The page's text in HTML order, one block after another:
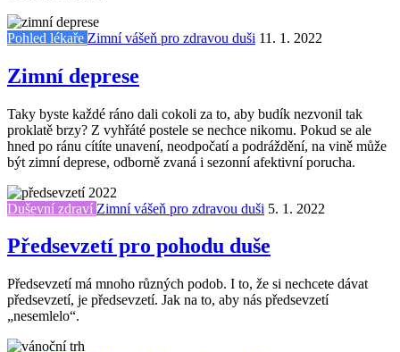
Pohled lékaře Zimní vášeň pro zdravou duši 11. 1. 2022
Zimní deprese
Taky byste každé ráno dali cokoli za to, aby budík nezvonil tak
proklatě brzy? Z vyhřáté postele se nechce nikomu. Pokud se ale
hned po ránu cítíte unavení, neodpočatí a podráždění, na vině může
být zimní deprese, odborně zvaná i sezonní afektivní porucha.
Duševní zdraví Zimní vášeň pro zdravou duši 5. 1. 2022
Předsevzetí pro pohodu duše
Předsevzetí má mnoho různých podob. I to, že si nechcete dávat
předsevzetí, je předsevzetí. Jak na to, aby nás předsevzetí
„nesemlelo“.